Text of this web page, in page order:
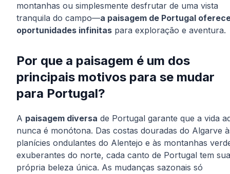
montanhas ou simplesmente desfrutar de uma vista
tranquila do campo—a paisagem de Portugal
oportunidades infinitas para exploração e aventura.
Por que a paisagem é um dos
principais motivos para se mudar
para Portugal?
A paisagem diversa de Portugal garante que a vida
nunca é monótona. Das costas douradas do Algarve
planícies ondulantes do Alentejo e às montanhas
exuberantes do norte, cada canto de Portugal tem sua
própria beleza única. As mudanças sazonais só